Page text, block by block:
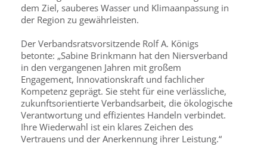
dem Ziel, sauberes Wasser und Klimaanpassung in
der Region zu gewährleisten.
Der Verbandsratsvorsitzende Rolf A. Königs
betonte: „Sabine Brinkmann hat den Niersverband
in den vergangenen Jahren mit großem
Engagement, Innovationskraft und fachlicher
Kompetenz geprägt. Sie steht für eine verlässliche,
zukunftsorientierte Verbandsarbeit, die ökologische
Verantwortung und effizientes Handeln verbindet.
Ihre Wiederwahl ist ein klares Zeichen des
Vertrauens und der Anerkennung ihrer Leistung.“